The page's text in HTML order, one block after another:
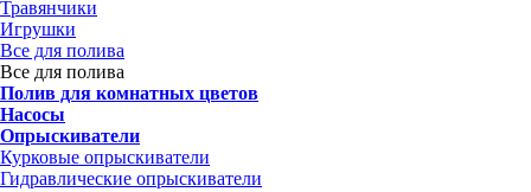
Травянчики
Игрушки
Все для полива
Все для полива
Полив для комнатных цветов
Насосы
Опрыскиватели
Курковые опрыскиватели
Гидравлические опрыскиватели